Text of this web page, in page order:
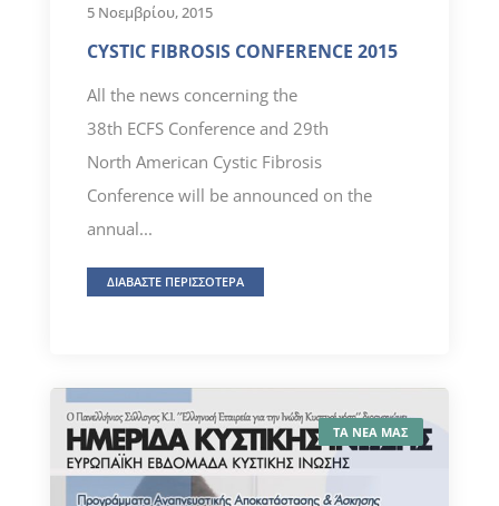
5 Νοεμβρίου, 2015
CYSTIC FIBROSIS CONFERENCE 2015
All the news concerning the
38th ECFS Conference and 29th
North American Cystic Fibrosis
Conference will be announced on the
annual...
ΔΙΑΒΑΣΤΕ ΠΕΡΙΣΣΟΤΕΡΑ
ΤΑ ΝΕΑ ΜΑΣ